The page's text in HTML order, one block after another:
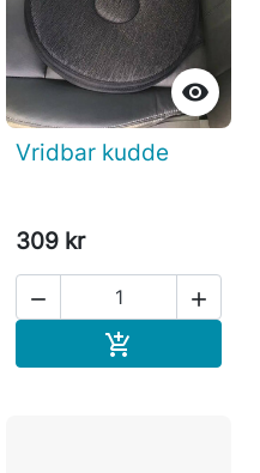

Vridbar kudde
309 kr
 
